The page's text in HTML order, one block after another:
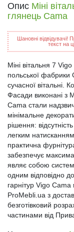
Опис Міні
глянець Cama
Шановні відвідувачі!
текст на
Міні вітальня 7
польської фабрики
сучасної вітальні.
Фасади виконані з
Cama стали
мінімальне
рішення:
легким
практична
забезпечує
являє собою
одним відповідно
гарнітур Vigo
ProMebli.ua з
безготівковий
частинами від